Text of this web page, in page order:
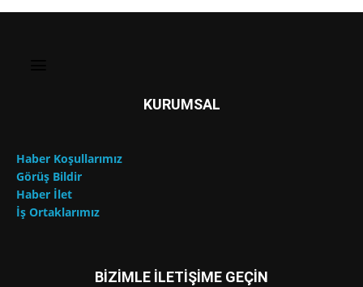
KURUMSAL
Haber Koşullarımız
Görüş Bildir
Haber İlet
İş Ortaklarımız
BİZİMLE İLETİŞİME GEÇİN